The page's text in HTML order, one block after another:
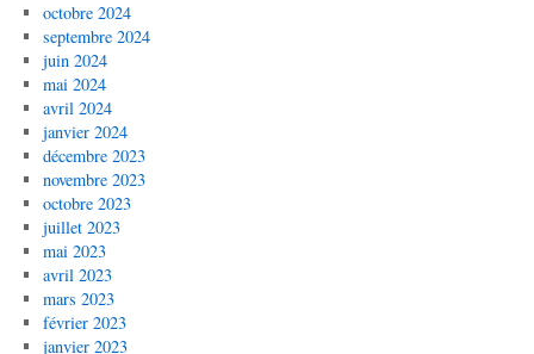
octobre 2024
septembre 2024
juin 2024
mai 2024
avril 2024
janvier 2024
décembre 2023
novembre 2023
octobre 2023
juillet 2023
mai 2023
avril 2023
mars 2023
février 2023
janvier 2023